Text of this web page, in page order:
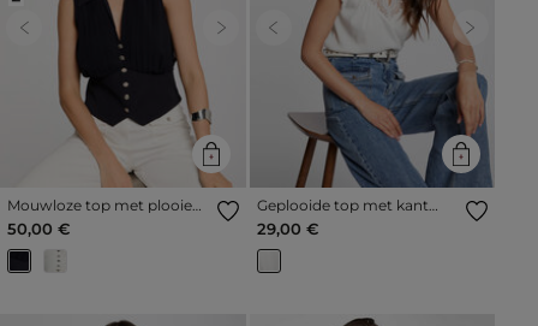
Previous Next
Mouwloze top met plooien
marineblauw vrouw
50,00 €
Previous Next
Geplooide top met kant
ivoor vrouw
29,00 €